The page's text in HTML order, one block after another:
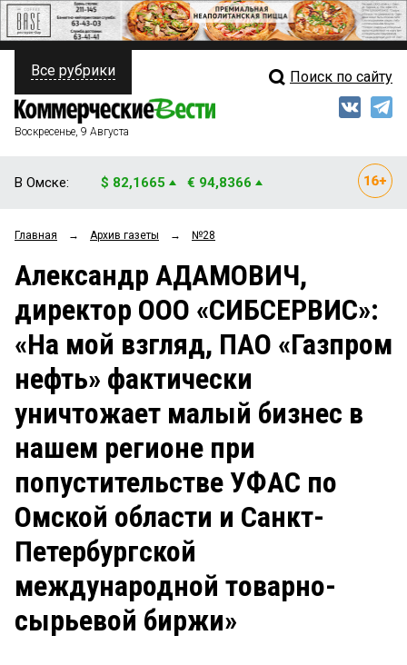
ПОЛИТИКА
ФИНАНСЫ
ОБЩЕСТВО
ЗАКОН
НОВОСТИ КОМПАНИЙ
ПРОИСШЕСТВИЯ
СТИЛЬ ЖИЗНИ
Свежий выпуск
Рейтинги
Блоги
Архив
Все рубрики Поиск по сайту
Воскресенье, 9 Августа
В Омске: $ 82,1665 € 94,8366
Главная → Архив газеты → №28
Александр АДАМОВИЧ,
директор ООО «СИБСЕРВИС»:
«На мой взгляд, ПАО «Газпром
нефть» фактически
уничтожает малый бизнес в
нашем регионе при
попустительстве УФАС по
Омской области и Санкт-
Петербургской
международной товарно-
сырьевой биржи»